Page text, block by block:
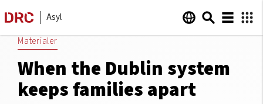
Asyl
Materialer
When the Dublin system
keeps families apart